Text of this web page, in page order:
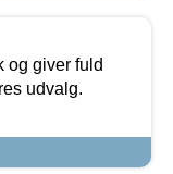
og giver fuld
udvalg.